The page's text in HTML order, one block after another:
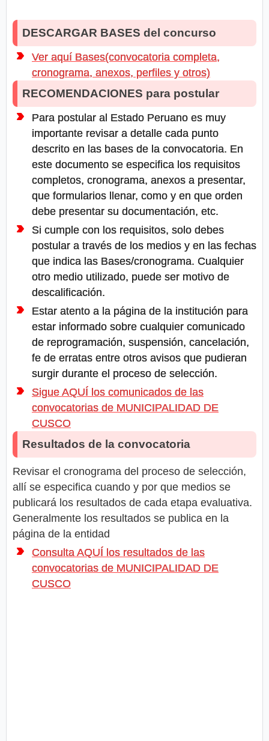
DESCARGAR BASES del concurso
Ver aquí Bases(convocatoria completa,
cronograma, anexos, perfiles y otros)
RECOMENDACIONES para postular
Para postular al Estado Peruano es muy
importante revisar a detalle cada punto
descrito en las bases de la convocatoria. En
este documento se especifica los requisitos
completos, cronograma, anexos a presentar,
que formularios llenar, como y en que orden
debe presentar su documentación, etc.
Si cumple con los requisitos, solo debes
postular a través de los medios y en las fechas
que indica las Bases/cronograma. Cualquier
otro medio utilizado, puede ser motivo de
descalificación.
Estar atento a la página de la institución para
estar informado sobre cualquier comunicado
de reprogramación, suspensión, cancelación,
fe de erratas entre otros avisos que pudieran
surgir durante el proceso de selección.
Sigue AQUÍ los comunicados de las
convocatorias de MUNICIPALIDAD DE
CUSCO
Resultados de la convocatoria
Revisar el cronograma del proceso de selección,
allí se especifica cuando y por que medios se
publicará los resultados de cada etapa evaluativa.
Generalmente los resultados se publica en la
página de la entidad
Consulta AQUÍ los resultados de las
convocatorias de MUNICIPALIDAD DE
CUSCO